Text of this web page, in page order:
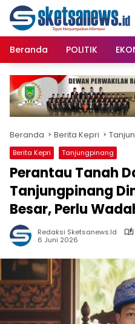
content
Langsung
konten
Beranda
POLITIK
Beranda Berita Kepri
Berita Kepri Tanjungpinang
Perantau Tanah
Tanjungpinang
Besar, Perlu
Redaksi Sketsanews.id
6 Juni 2026